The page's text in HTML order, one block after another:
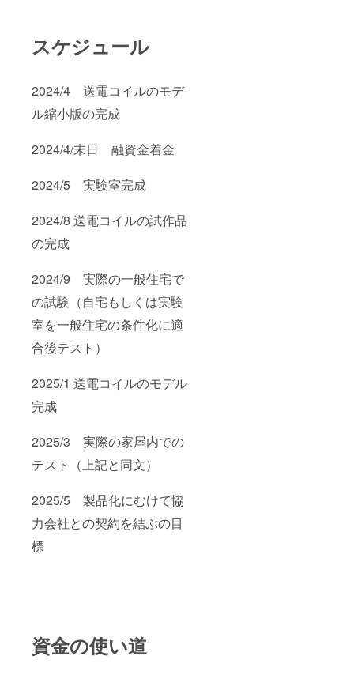
スケジュール
2024/4 送電コイルのモデ
ル縮小版の完成
2024/4/末日 融資金着金
2024/5 実験室完成
2024/8 送電コイルの試作品
の完成
2024/9 実際の一般住宅で
の試験（自宅もしくは実験
室を一般住宅の条件化に適
合後テスト）
2025/1 送電コイルのモデル
完成
2025/3 実際の家屋内での
テスト（上記と同文）
2025/5 製品化にむけて協
力会社との契約を結ぶの目
標
資金の使い道